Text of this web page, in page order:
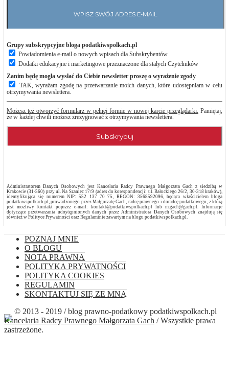
Grupy subskrypcyjne bloga podatkiwspolkach.pl
Powiadomienia e-mail o nowych wpisach dla Subskrybentów
Dodatki edukacyjne i marketingowe przeznaczone dla stałych Czytelników
Zanim będę mogła wysłać do Ciebie newsletter proszę o wyrażenie zgody
TAK, wyrażam zgodę na przetwarzanie moich danych, które udostępniam w celu
otrzymywania newslettera.
Możesz też otworzyć formularz w pełnej formie w nowej karcie przeglądarki. Pamiętaj,
że w każdej chwili możesz zrezygnować z otrzymywania newslettera.
Administratorem Danych Osobowych jest Kancelaria Radcy Prawnego Małgorzata Gach z siedzibą w
Krakowie (31-560) przy ul. Na Szaniec 17/9 (adres do korespondencji: ul. Bałuckiego 26/2, 30-318 kraków),
identyfikująca się numerem NIP: 552 137 70 75, REGON: 3568592096, będąca właścicielem bloga
podatkiwspolkach.pl, prowadzonego przez Małgorzatę Gach, radcę prawnego i doradcę podatkowego, z którą
jest możliwy kontakt poprzez e-mail: kontakt@podatkiwspolkach.pl lub m.gach@gach.pl. Informacje
dotyczące przetwarzania udostępnionych danych przez Administratora Danych Osobowych znajdują się
również w Polityce Prywatności oraz Regulaminie zawartym na blogu podatkiwspolkach.pl.
POZNAJ MNIE
O BLOGU
NOTA PRAWNA
POLITYKA PRYWATNOŚCI
POLITYKA COOKIES
REGULAMIN
SKONTAKTUJ SIĘ ZE MNĄ
© 2013 - 2019 / blog prawno-podatkowy podatkiwspolkach.pl
Kancelaria Radcy Prawnego Małgorzata Gach / Wszystkie prawa
zastrzeżone.